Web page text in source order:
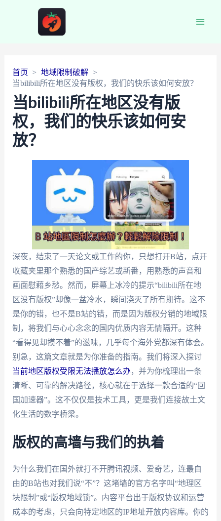
首页
地域限制破解
当bilibili所在地区没有版权，我们的快乐该如何安放？
当bilibili所在地区没有版
权，我们的快乐该如何安
放？
深夜，结束了一天论文或工作的你，只想打开B站，点开
收藏夹里那个熟悉的国产综艺或新番，用熟悉的声音和
画面慰藉乡愁。然而，屏幕上冰冷的提示“bilibili所在地
区没有版权”却像一盆冷水，瞬间浇灭了所有期待。这不
是你的错，也不是B站的错，而是因为版权分销的地域限
制，将我们与心心念念的国内优质内容无情隔开。这种
“看得见却摸不着”的滋味，几乎每个海外党都深有体会。
别急，这篇文章就是为你准备的指南。我们将深入探讨
当前地区版权受限无法播放怎么办，并为你梳理出一条
清晰、可靠的解决路径，核心就在于选择一款合适的“回
国加速器”。这不仅仅是技术工具，更是我们连接故土文
化生活的数字桥梁。
版权的高墙与我们的执着
为什么我们在国外就打不开腾讯视频、爱奇艺，连最自
由的B站也对我们说“不”？这堵墙的官方名字叫“地理区
块限制”或“版权地域锁”。内容平台出于版权协议和运营
成本的考虑，只会向特定地区的IP地址开放内容库。你的